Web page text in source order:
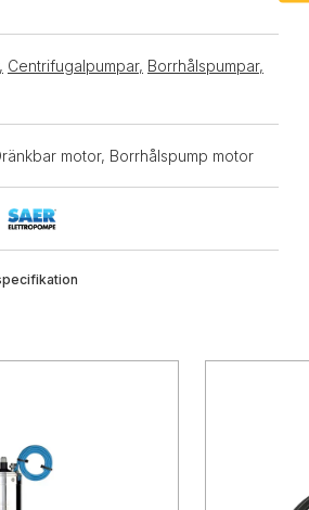
, Centrifugalpumpar, Borrhålspumpar,
motor, Borrhålspump motor